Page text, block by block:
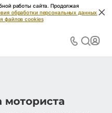
работы сайта. Продолжая
обработки персональных данных
файлов cookies
моториста